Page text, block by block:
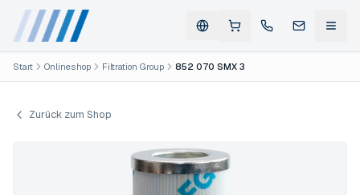
Start Onlineshop Filtration Group 852 070 SMX 3
Zurück zum Shop